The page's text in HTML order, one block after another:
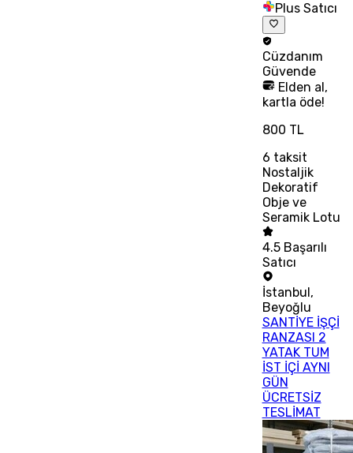
Plus Satıcı
Cüzdanım
Güvende
Elden al,
kartla öde!
800 TL
6 taksit
Nostaljik
Dekoratif
Obje ve
Seramik Lotu
4.5 Başarılı
Satıcı
İstanbul,
Beyoğlu
SANTİYE İŞÇİ
RANZASI 2
YATAK TUM
İST İÇİ AYNI
GÜN
ÜCRETSİZ
TESLİMAT